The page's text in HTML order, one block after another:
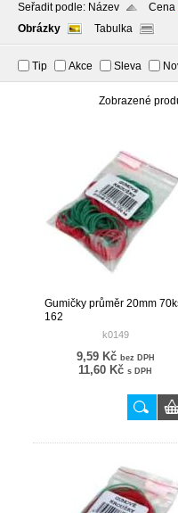
Seřadit podle: Název
Cena
Obrázky
Tabulka
Tip Akce Sleva
Zobrazené
Gumičky průměr 20mm
162
k0149
9,59 Kč bez DPH
11,60 Kč s DPH